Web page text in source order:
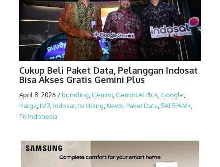
Cukup Beli Paket Data, Pelanggan Indosat
Bisa Akses Gratis Gemini Plus
April 8, 2026 /bundling Gemini Gemini AI Plus Google
Harga IM3 Indosat Isi Ulang News Paket Data SATSPAM+
Tri Indonesia